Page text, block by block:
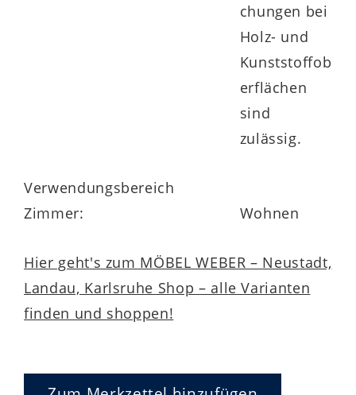
chungen bei
Holz- und
Kunststoffob
erflächen
sind
zulässig.
Verwendungsbereich
Zimmer:
Wohnen
Hier geht's zum MÖBEL WEBER – Neustadt,
Landau, Karlsruhe Shop – alle Varianten
finden und shoppen!